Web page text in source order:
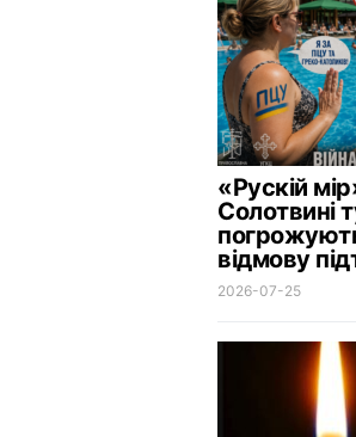
«Рускій
Солотвині
відмову
2026-07-25